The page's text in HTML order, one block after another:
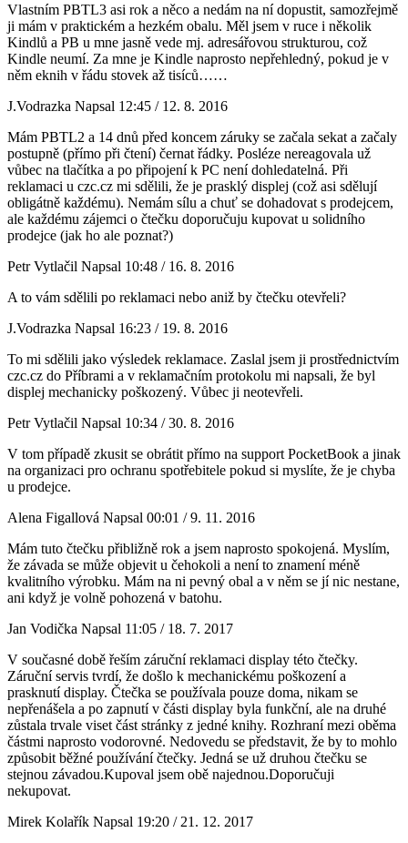
Vlastním PBTL3 asi rok a něco a nedám na ní dopustit, samozřejmě
ji mám v praktickém a hezkém obalu. Měl jsem v ruce i několik
Kindlů a PB u mne jasně vede mj. adresářovou strukturou, což
Kindle neumí. Za mne je Kindle naprosto nepřehledný, pokud je v
něm eknih v řádu stovek až tisíců……
J.Vodrazka Napsal 12:45 / 12. 8. 2016
Mám PBTL2 a 14 dnů před koncem záruky se začala sekat a začaly
postupně (přímo při čtení) černat řádky. Posléze nereagovala už
vůbec na tlačítka a po připojení k PC není dohledatelná. Při
reklamaci u czc.cz mi sdělili, že je prasklý displej (což asi sdělují
obligátně každému). Nemám sílu a chuť se dohadovat s prodejcem,
ale každému zájemci o čtečku doporučuju kupovat u solidního
prodejce (jak ho ale poznat?)
Petr Vytlačil Napsal 10:48 / 16. 8. 2016
A to vám sdělili po reklamaci nebo aniž by čtečku otevřeli?
J.Vodrazka Napsal 16:23 / 19. 8. 2016
To mi sdělili jako výsledek reklamace. Zaslal jsem ji prostřednictvím
czc.cz do Příbrami a v reklamačním protokolu mi napsali, že byl
displej mechanicky poškozený. Vůbec ji neotevřeli.
Petr Vytlačil Napsal 10:34 / 30. 8. 2016
V tom případě zkusit se obrátit přímo na support PocketBook a jinak
na organizaci pro ochranu spotřebitele pokud si myslíte, že je chyba
u prodejce.
Alena Figallová Napsal 00:01 / 9. 11. 2016
Mám tuto čtečku přibližně rok a jsem naprosto spokojená. Myslím,
že závada se může objevit u čehokoli a není to znamení méně
kvalitního výrobku. Mám na ni pevný obal a v něm se jí nic nestane,
ani když je volně pohozená v batohu.
Jan Vodička Napsal 11:05 / 18. 7. 2017
V současné době řeším záruční reklamaci display této čtečky.
Záruční servis tvrdí, že došlo k mechanickému poškození a
prasknutí display. Čtečka se používala pouze doma, nikam se
nepřenášela a po zapnutí v části display byla funkční, ale na druhé
zůstala trvale viset část stránky z jedné knihy. Rozhraní mezi oběma
částmi naprosto vodorovné. Nedovedu se představit, že by to mohlo
způsobit běžné používání čtečky. Jedná se už druhou čtečku se
stejnou závadou.Kupoval jsem obě najednou.Doporučuji
nekupovat.
Mirek Kolařík Napsal 19:20 / 21. 12. 2017